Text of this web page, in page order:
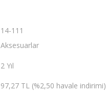
14-111
Aksesuarlar
2 Yıl
97,27 TL (%2,50 havale indirimi)